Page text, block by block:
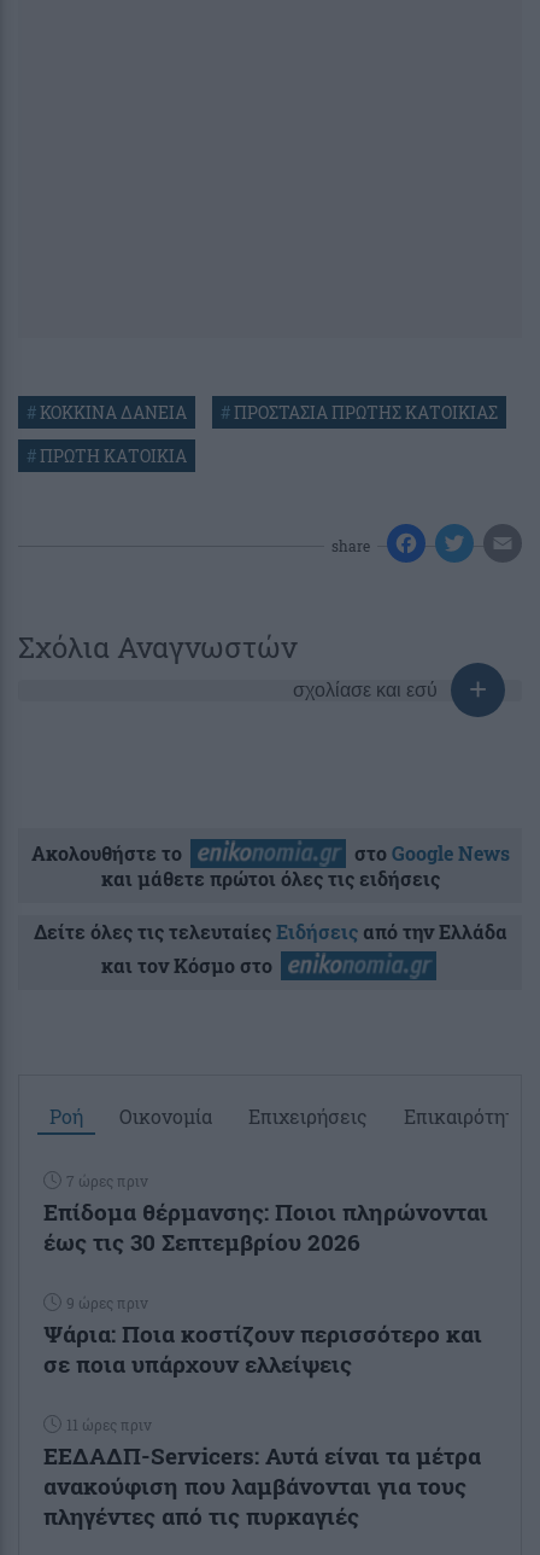
#ΚΟΚΚΙΝΑ ΔΑΝΕΙΑ #ΠΡΟΣΤΑΣΙΑ ΠΡΩΤΗΣ ΚΑΤΟΙΚΙΑΣ
#ΠΡΩΤΗ ΚΑΤΟΙΚΙΑ
share
Σχόλια Αναγνωστών
σχολίασε και εσύ
Ακολουθήστε το στοGoogle News
και μάθετε πρώτοι όλες τις ειδήσεις
Δείτε όλες τις τελευταίεςΕιδήσειςαπό την Ελλάδα
και τον Κόσμο στο
Ροή Οικονομία Επιχειρήσεις Επικαιρότητα
7 ώρες πριν
Επίδομα θέρμανσης: Ποιοι πληρώνονται
έως τις 30 Σεπτεμβρίου 2026
9 ώρες πριν
Ψάρια: Ποια κοστίζουν περισσότερο και
σε ποια υπάρχουν ελλείψεις
11 ώρες πριν
ΕΕΔΑΔΠ-Servicers: Αυτά είναι τα μέτρα
ανακούφιση που λαμβάνονται για τους
πληγέντες από τις πυρκαγιές